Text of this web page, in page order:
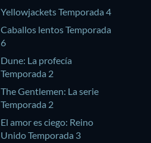
Yellowjackets Temporada 4
Caballos lentos Temporada
6
Dune: La profecía
Temporada 2
The Gentlemen: La serie
Temporada 2
El amor es ciego: Reino
Unido Temporada 3